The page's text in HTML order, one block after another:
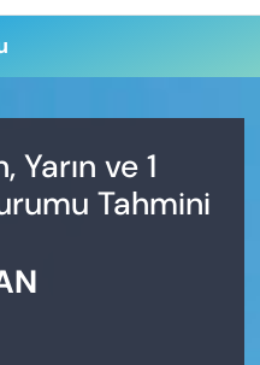
Yarın ve 1
Tahmini